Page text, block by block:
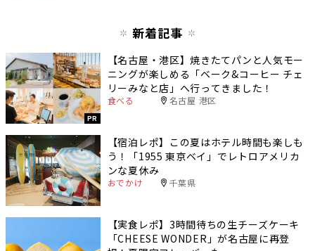
新着記事
PR
【名古屋・港区】焼きたてパンと人気モー
ニングが楽しめる「ベーク&コーヒー チェ
リーみなと店」へ行ってきました！
食べる 名古屋 港区
【宿泊レポ】この夏はホテル時間も楽しも
う！「1955 東京ベイ」でレトロアメリカ
ンな夏休み
おでかけ 千葉県
【実食レポ】3時間待ちの生チーズケーキ
「CHEESE WONDER」が名古屋に再登